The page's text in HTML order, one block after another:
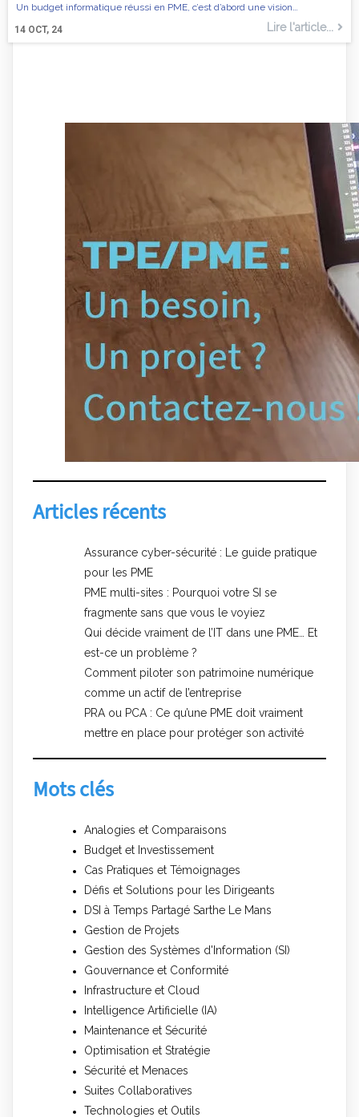
14 OCT, 24
Un budget informatique réussi en PME, c’est d’abord une vision…
Lire l'article...
Articles récents
Assurance cyber-sécurité : Le guide pratique
pour les PME
PME multi-sites : Pourquoi votre SI se
fragmente sans que vous le voyiez
Qui décide vraiment de l’IT dans une PME… Et
est-ce un problème ?
Comment piloter son patrimoine numérique
comme un actif de l’entreprise
PRA ou PCA : Ce qu’une PME doit vraiment
mettre en place pour protéger son activité
Mots clés
Analogies et Comparaisons
Budget et Investissement
Cas Pratiques et Témoignages
Défis et Solutions pour les Dirigeants
DSI à Temps Partagé Sarthe Le Mans
Gestion de Projets
Gestion des Systèmes d'Information (SI)
Gouvernance et Conformité
Infrastructure et Cloud
Intelligence Artificielle (IA)
Maintenance et Sécurité
Optimisation et Stratégie
Sécurité et Menaces
Suites Collaboratives
Technologies et Outils